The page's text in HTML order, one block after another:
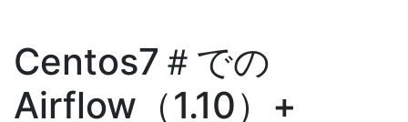
Centos7＃での
Airflow（1.10）+